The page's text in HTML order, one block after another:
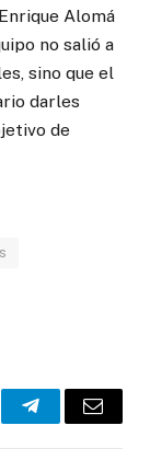
Alomá
no salió a
sino que el
darles
de
TelegramEmail